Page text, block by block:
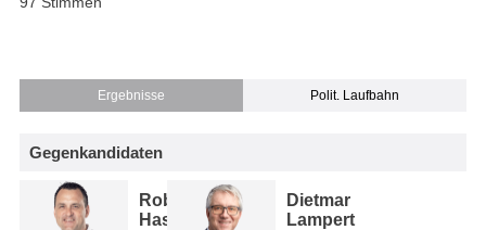
Ergebnisse Polit. Laufbahn
Gegenkandidaten
Robert
Hassler
Dietmar
Lampert